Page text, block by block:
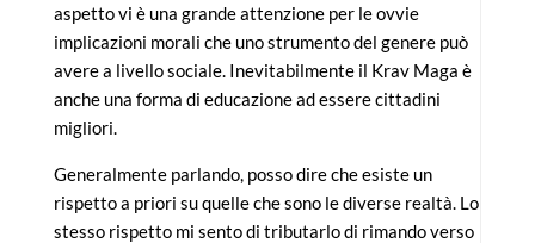
aspetto vi è una grande attenzione per le ovvie
implicazioni morali che uno strumento del genere può
avere a livello sociale. Inevitabilmente il Krav Maga è
anche una forma di educazione ad essere cittadini
migliori.
Generalmente parlando, posso dire che esiste un
rispetto a priori su quelle che sono le diverse realtà. Lo
stesso rispetto mi sento di tributarlo di rimando verso